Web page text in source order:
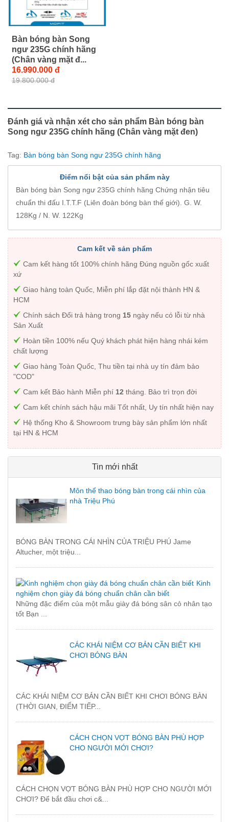
Bàn bóng bàn Song
ngư 235G chính hãng
(Chân vàng mặt đ...
16.990.000 đ
19.800.000 đ
Đánh giá và nhận xét cho sản phẩm Bàn bóng bàn
Song ngư 235G chính hãng (Chân vàng mặt đen)
Tag: Bàn bóng bàn Song ngư 235G chính hãng
Điểm nổi bật của sản phẩm này
Bàn bóng bàn Song ngư 235G chính hãng Chứng nhận tiêu
chuẩn thi đấu I.T.T.F (Liên đoàn bóng bàn thế giới). G. W.
128Kg / N. W. 122Kg
Cam kết về sản phẩm
Cam kết hàng tốt 100% chính hãng Đúng nguồn gốc xuất
xứ
Giao hàng toàn Quốc, Miễn phí lắp đặt nội thành HN &
HCM
Chính sách Đổi trả hàng trong 15 ngày nếu có lỗi từ nhà
Sản Xuất
Hoàn tiền 100% nếu Quý khách phát hiện hàng nhái kém
chất lượng
Giao hàng Toàn Quốc, Thu tiền tại nhà uy tín đảm bảo
"COD"
Cam kết Bảo hành Miễn phí 12 tháng. Bảo trì trọn đời
Cam kết chính sách hậu mãi Tốt nhất, Uy tín nhất hiện nay
Hệ thống Kho & Showroom trưng bày sản phẩm lớn nhất
tại HN & HCM
Tin mới nhất
Môn thể thao bóng bàn trong cái nhìn của
nhà Triệu Phú
BÓNG BÀN TRONG CÁI NHÌN CỦA TRIỆU PHÚ Jame
Altucher, một triệu...
Kinh
nghiệm chọn giày đá bóng chuẩn chân cần biết
Những đặc điểm của một mẫu giày đá bóng sân cỏ nhân tạo
tốt Bạn ...
CÁC KHÁI NIỆM CƠ BẢN CẦN BIẾT KHI
CHƠI BÓNG BÀN
CÁC KHÁI NIỆM CƠ BẢN CẦN BIẾT KHI CHƠI BÓNG BÀN
(THỜI GIAN, ĐIỂM TIẾP...
CÁCH CHỌN VỢT BÓNG BÀN PHÙ HỢP
CHO NGƯỜI MỚI CHƠI?
CÁCH CHỌN VỢT BÓNG BÀN PHÙ HỢP CHO NGƯỜI MỚI
CHƠI? Để bắt đầu chơi c&...